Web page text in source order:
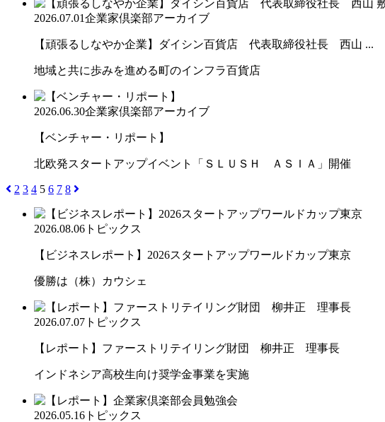
2026.07.01企業家倶楽部アーカイブ
【頑張るしなやか企業】ダイシン百貨店 代表取締役社長 西山 ...
地域と共に歩みを進める町のインフラ百貨店
2026.06.30企業家倶楽部アーカイブ
【ベンチャー・リポート】
北欧発スタートアップイベント「ＳＬＵＳＨ ＡＳＩＡ」開催
2 3 4 5 6 7 8
2026.08.06 トピックス
【ビジネスレポート】2026スタートアップワールドカップ東京
優勝は（株）カウシェ
2026.07.07 トピックス
【レポート】ファーストリテイリング財団 柳井正 理事長
インドネシア高校生向け奨学金事業を実施
2026.05.16 トピックス